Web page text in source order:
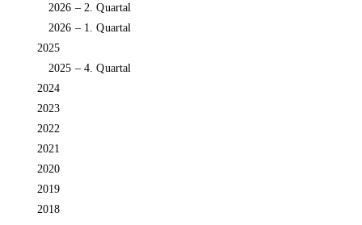
2026 – 2. Quartal
2026 – 1. Quartal
2025
2025 – 4. Quartal
2024
2023
2022
2021
2020
2019
2018